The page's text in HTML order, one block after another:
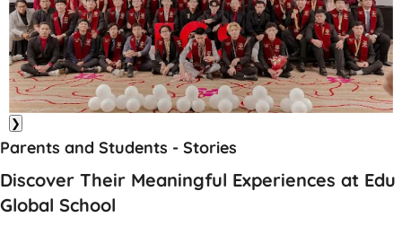
❯
Parents and Students - Stories
Discover Their Meaningful Experiences at Edu
Global School